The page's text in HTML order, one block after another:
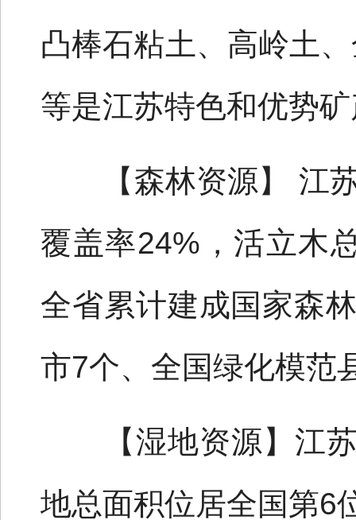
凸棒石粘土、高岭土
等是江苏特色和优势
【森林资源】 江苏
覆盖率24%，活立木
全省累计建成国家森
市7个、全国绿化模范
【湿地资源】江苏
地总面积位居全国第6